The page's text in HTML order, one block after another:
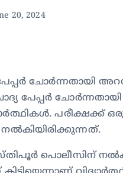
20, 2024
ചോർന്നതായി
പേപ്പർ
പരീക്ഷക്ക്
നൽകിയിരിക്കുന്നത്.
പൊലീസിന്